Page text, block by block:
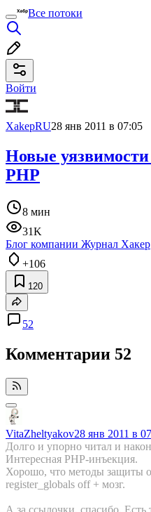
Все потоки
Войти
XakepRU28 янв 2011 в 07:05
Новые
PHP
8 мин
31K
Блог компании Журнал Хакер
+106
120
52
Комментарии 52
VitaZheltyakov28 янв 2011 в
Долго и упорно читал и
Интересная PHP-инъекция.
Хорошо, что методы защиты
register_globals off + мозг.
А за ссылочки, спасибо. Есть